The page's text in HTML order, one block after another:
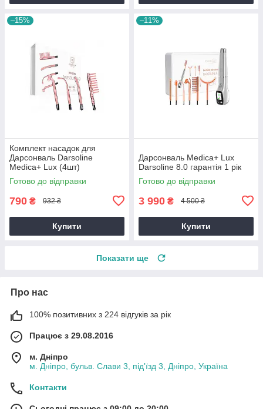
–15%
Комплект насадок для
Дарсонваль Darsoline
Medica+ Lux (4шт)
Готово до відправки
790 ₴ 932 ₴
Купити
–11%
Дарсонваль Medica+ Lux
Darsoline 8.0 гарантія 1 рік
Готово до відправки
3 990 ₴ 4 500 ₴
Купити
Показати ще
Про нас
100% позитивних з 224 відгуків за рік
Працює з 29.08.2016
м. Дніпро
м. Дніпро, бульв. Слави 3, під'їзд 3, Дніпро, Україна
Контакти